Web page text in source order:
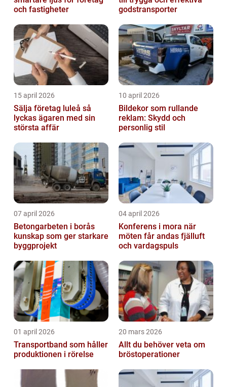
och fastigheter
godstransporter
15 april 2026
Sälja företag luleå så
lyckas ägaren med sin
största affär
10 april 2026
Bildekor som rullande
reklam: Skydd och
personlig stil
07 april 2026
Betongarbeten i borås
kunskap som ger starkare
byggprojekt
04 april 2026
Konferens i mora när
möten får andas fjälluft
och vardagspuls
01 april 2026
Transportband som håller
produktionen i rörelse
20 mars 2026
Allt du behöver veta om
bröstoperationer